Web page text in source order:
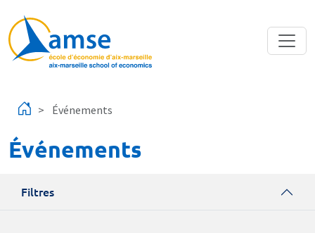
Événements
Événements
Filtres